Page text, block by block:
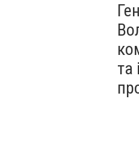
та